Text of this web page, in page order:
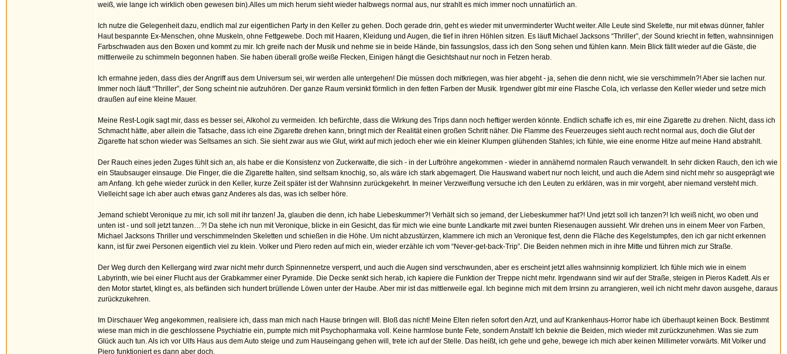
weiß, wie lange ich wirklich oben gewesen bin).Alles um mich herum sieht wieder halbwegs normal aus, nur strahlt es mich immer noch unnatürlich an.
Ich nutze die Gelegenheit dazu, endlich mal zur eigentlichen Party in den Keller zu gehen. Doch gerade drin, geht es wieder mit unverminderter Wucht weiter. Alle Leute sind Skelette, nur mit etwas dünner, fahler
Haut bespannte Ex-Menschen, ohne Muskeln, ohne Fettgewebe. Doch mit Haaren, Kleidung und Augen, die tief in ihren Höhlen sitzen. Es läuft Michael Jacksons “Thriller”, der Sound kriecht in fetten, wahnsinnigen
Farbschwaden aus den Boxen und kommt zu mir. Ich greife nach der Musik und nehme sie in beide Hände, bin fassungslos, dass ich den Song sehen und fühlen kann. Mein Blick fällt wieder auf die Gäste, die
mittlerweile zu schimmeln begonnen haben. Sie haben überall große weiße Flecken, Einigen hängt die Gesichtshaut nur noch in Fetzen herab.
Ich ermahne jeden, dass dies der Angriff aus dem Universum sei, wir werden alle untergehen! Die müssen doch mitkriegen, was hier abgeht - ja, sehen die denn nicht, wie sie verschimmeln?! Aber sie lachen nur.
Immer noch läuft “Thriller”, der Song scheint nie aufzuhören. Der ganze Raum versinkt förmlich in den fetten Farben der Musik. Irgendwer gibt mir eine Flasche Cola, ich verlasse den Keller wieder und setze mich
draußen auf eine kleine Mauer.
Meine Rest-Logik sagt mir, dass es besser sei, Alkohol zu vermeiden. Ich befürchte, dass die Wirkung des Trips dann noch heftiger werden könnte. Endlich schaffe ich es, mir eine Zigarette zu drehen. Nicht, dass ich
Schmacht hätte, aber allein die Tatsache, dass ich eine Zigarette drehen kann, bringt mich der Realität einen großen Schritt näher. Die Flamme des Feuerzeuges sieht auch recht normal aus, doch die Glut der
Zigarette hat schon wieder was Seltsames an sich. Sie sieht zwar aus wie Glut, wirkt auf mich jedoch eher wie ein kleiner Klumpen glühenden Stahles; ich fühle, wie eine enorme Hitze auf meine Hand abstrahlt.
Der Rauch eines jeden Zuges fühlt sich an, als habe er die Konsistenz von Zuckerwatte, die sich - in der Luftröhre angekommen - wieder in annähernd normalen Rauch verwandelt. In sehr dicken Rauch, den ich wie
ein Staubsauger einsauge. Die Finger, die die Zigarette halten, sind seltsam knochig, so, als wäre ich stark abgemagert. Die Hauswand wabert nur noch leicht, und auch die Adern sind nicht mehr so ausgeprägt wie
am Anfang. Ich gehe wieder zurück in den Keller, kurze Zeit später ist der Wahnsinn zurückgekehrt. In meiner Verzweiflung versuche ich den Leuten zu erklären, was in mir vorgeht, aber niemand versteht mich.
Vielleicht sage ich aber auch etwas ganz Anderes als das, was ich selber höre.
Jemand schiebt Veronique zu mir, ich soll mit ihr tanzen! Ja, glauben die denn, ich habe Liebeskummer?! Verhält sich so jemand, der Liebeskummer hat?! Und jetzt soll ich tanzen?! Ich weiß nicht, wo oben und
unten ist - und soll jetzt tanzen…?! Da stehe ich nun mit Veronique, blicke in ein Gesicht, das für mich wie eine bunte Landkarte mit zwei bunten Riesenaugen aussieht. Wir drehen uns in einem Meer von Farben,
Michael Jacksons Thriller und verschimmelnden Skeletten und schießen in die Höhe. Um nicht abzustürzen, klammere ich mich an Veronique fest, denn die Fläche des Kegelstumpfes, den ich gar nicht erkennen
kann, ist für zwei Personen eigentlich viel zu klein. Volker und Piero reden auf mich ein, wieder erzähle ich vom “Never-get-back-Trip”. Die Beiden nehmen mich in ihre Mitte und führen mich zur Straße.
Der Weg durch den Kellergang wird zwar nicht mehr durch Spinnennetze versperrt, und auch die Augen sind verschwunden, aber es erscheint jetzt alles wahnsinnig kompliziert. Ich fühle mich wie in einem
Labyrinth, wie bei einer Flucht aus der Grabkammer einer Pyramide. Die Decke senkt sich herab, ich kapiere die Funktion der Treppe nicht mehr. Irgendwann sind wir auf der Straße, steigen in Pieros Kadett. Als er
den Motor startet, klingt es, als befänden sich hundert brüllende Löwen unter der Haube. Aber mir ist das mittlerweile egal. Ich beginne mich mit dem Irrsinn zu arrangieren, weil ich nicht mehr davon ausgehe, daraus
zurückzukehren.
Im Dirschauer Weg angekommen, realisiere ich, dass man mich nach Hause bringen will. Bloß das nicht! Meine Elten riefen sofort den Arzt, und auf Krankenhaus-Horror habe ich überhaupt keinen Bock. Bestimmt
wiese man mich in die geschlossene Psychiatrie ein, pumpte mich mit Psychopharmaka voll. Keine harmlose bunte Fete, sondern Anstalt! Ich beknie die Beiden, mich wieder mit zurückzunehmen. Was sie zum
Glück auch tun. Als ich vor Ulfs Haus aus dem Auto steige und zum Hauseingang gehen will, trete ich auf der Stelle. Das heißt, ich gehe und gehe, bewege ich mich aber keinen Millimeter vorwärts. Mit Volker und
Piero funktioniert es dann aber doch.